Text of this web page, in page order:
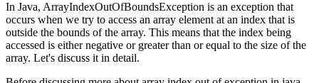
In Java, ArrayIndexOutOfBoundsException is an exception that
occurs when we try to access an array element at an index that is
outside the bounds of the array. This means that the index being
accessed is either negative or greater than or equal to the size of the
array. Let's discuss it in detail.